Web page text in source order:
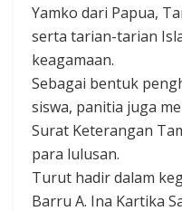
Yamko dari Papua,
serta tarian-tarian
keagamaan.
Sebagai bentuk
siswa, panitia juga
Surat Keterangan
para lulusan.
Turut hadir dalam
Barru A. Ina Kartika